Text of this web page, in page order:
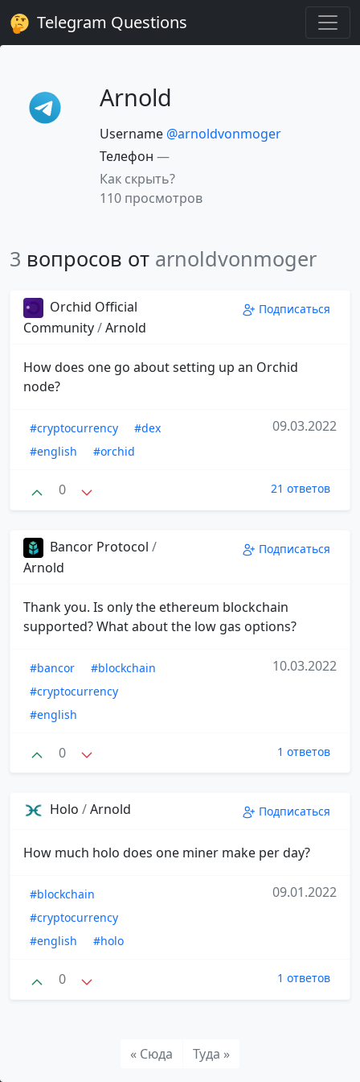
Telegram Questions
Arnold
Username @arnoldvonmoger
Телефон —
Как скрыть?
110 просмотров
3 вопросов от arnoldvonmoger
Orchid Official
Community/Arnold
Подписаться
How does one go about setting up an Orchid
node?
#cryptocurrency
#dex
#english
#orchid
09.03.2022
0 21 ответов
Bancor Protocol /
Arnold
Подписаться
Thank you. Is only the ethereum blockchain
supported? What about the low gas options?
#bancor
#blockchain
#cryptocurrency
#english
10.03.2022
0 1 ответов
Holo /Arnold Подписаться
How much holo does one miner make per day?
#blockchain
#cryptocurrency
#english
#holo
09.01.2022
0 1 ответов
« Сюда Туда »